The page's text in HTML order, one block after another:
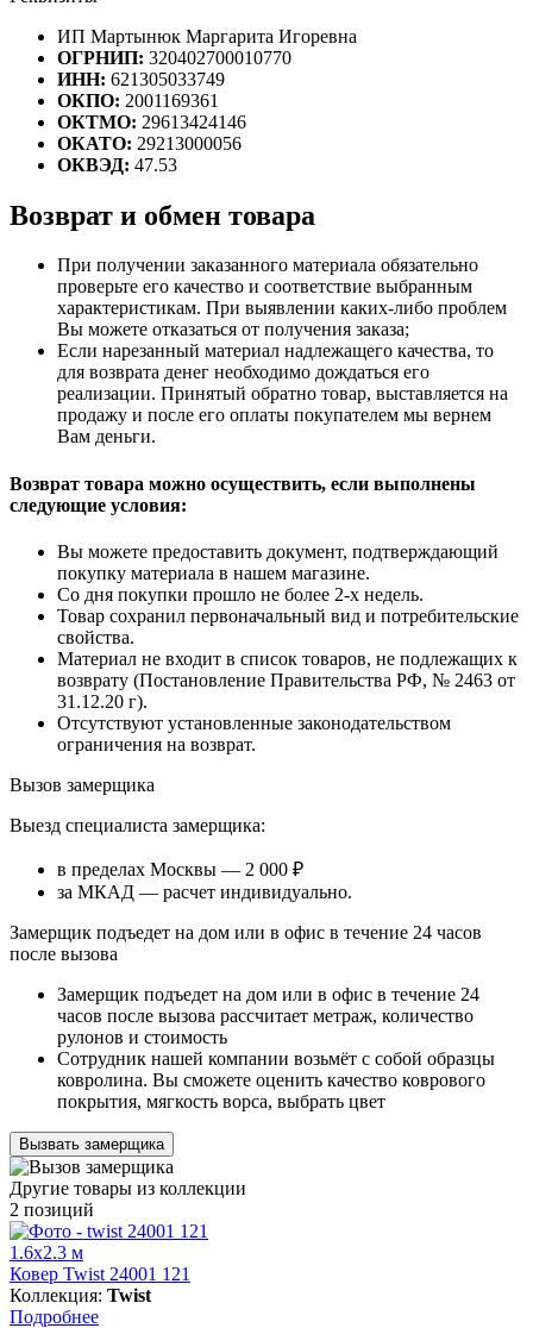
ИП Мартынюк Маргарита Игоревна
ОГРНИП: 320402700010770
ИНН: 621305033749
ОКПО: 2001169361
ОКТМО: 29613424146
ОКАТО: 29213000056
ОКВЭД: 47.53
Возврат и обмен товара
При получении заказанного материала обязательно
проверьте его качество и соответствие выбранным
характеристикам. При выявлении каких-либо проблем
Вы можете отказаться от получения заказа;
Если нарезанный материал надлежащего качества, то
для возврата денег необходимо дождаться его
реализации. Принятый обратно товар, выставляется на
продажу и после его оплаты покупателем мы вернем
Вам деньги.
Возврат товара можно осуществить, если выполнены
следующие условия:
Вы можете предоставить документ, подтверждающий
покупку материала в нашем магазине.
Со дня покупки прошло не более 2-х недель.
Товар сохранил первоначальный вид и потребительские
свойства.
Материал не входит в список товаров, не подлежащих к
возврату (Постановление Правительства РФ, № 2463 от
31.12.20 г).
Отсутствуют установленные законодательством
ограничения на возврат.
Вызов замерщика
Выезд специалиста замерщика:
в пределах Москвы — 2 000 ₽
за МКАД — расчет индивидуально.
Замерщик подъедет на дом или в офис в течение 24 часов
после вызова
Замерщик подъедет на дом или в офис в течение 24
часов после вызова рассчитает метраж, количество
рулонов и стоимость
Сотрудник нашей компании возьмёт с собой образцы
ковролина. Вы сможете оценить качество коврового
покрытия, мягкость ворса, выбрать цвет
Вызвать замерщика
Другие товары из коллекции
2 позиций
1.6x2.3 м
Ковер Twist 24001 121
Коллекция: Twist
Подробнее